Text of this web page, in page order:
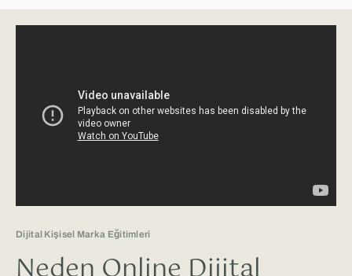
Dijital Kişisel Marka Eğitimleri